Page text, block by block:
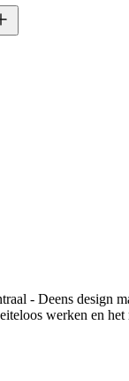
- Deens design
werken en